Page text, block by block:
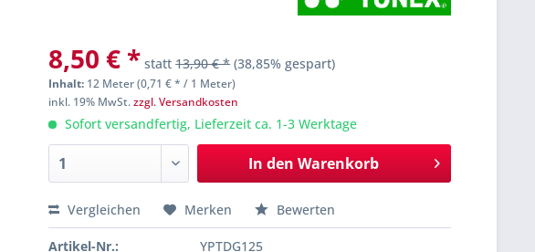
8,50 € * statt13,90 € * (38,85% gespart)
Inhalt: 12 Meter (0,71 € * / 1 Meter)
inkl. 19% MwSt.zzgl. Versandkosten
Sofort versandfertig, Lieferzeit ca. 1-3 Werktage
In den Warenkorb
Vergleichen Merken Bewerten
Artikel-Nr.: YPTDG125